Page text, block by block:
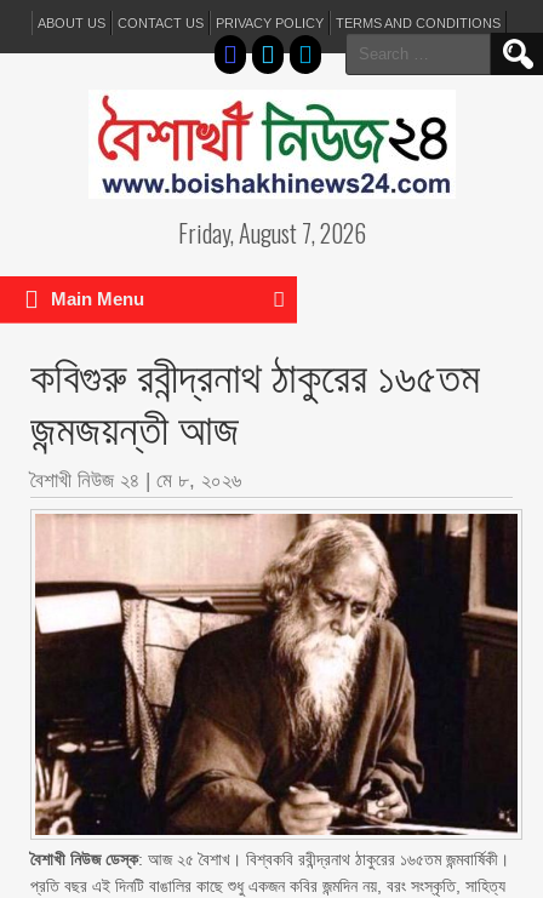
ABOUT US CONTACT US PRIVACY POLICY TERMS AND CONDITIONS
Search
for:
Friday, August 7, 2026
Main Menu
কবিগুরু রবীন্দ্রনাথ ঠাকুরের ১৬৫তম
জন্মজয়ন্তী আজ
বৈশাখী নিউজ ২৪ | মে ৮, ২০২৬
বৈশাখী নিউজ ডেস্ক: আজ ২৫ বৈশাখ। বিশ্বকবি রবীন্দ্রনাথ ঠাকুরের ১৬৫তম জন্মবার্ষিকী।
প্রতি বছর এই দিনটি বাঙালির কাছে শুধু একজন কবির জন্মদিন নয়, বরং সংস্কৃতি, সাহিত্য